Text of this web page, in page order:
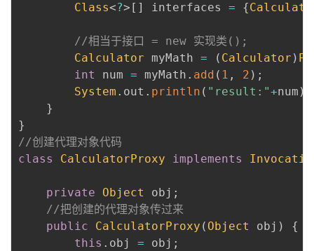
Class<?> [ ] interfaces = {
//相当于接口 = new 实现类();
Calculator myMath = ( Calculator )
int
num = myMath . add ( 1 , 2 ) ;
System . out . println ( "result:"+num )
}
}
//创建代理对象代码
class
CalculatorProxy implements
private Object obj ;
//把创建的代理对象传过来
public
CalculatorProxy ( Object obj )
{
this . obj = obj ;